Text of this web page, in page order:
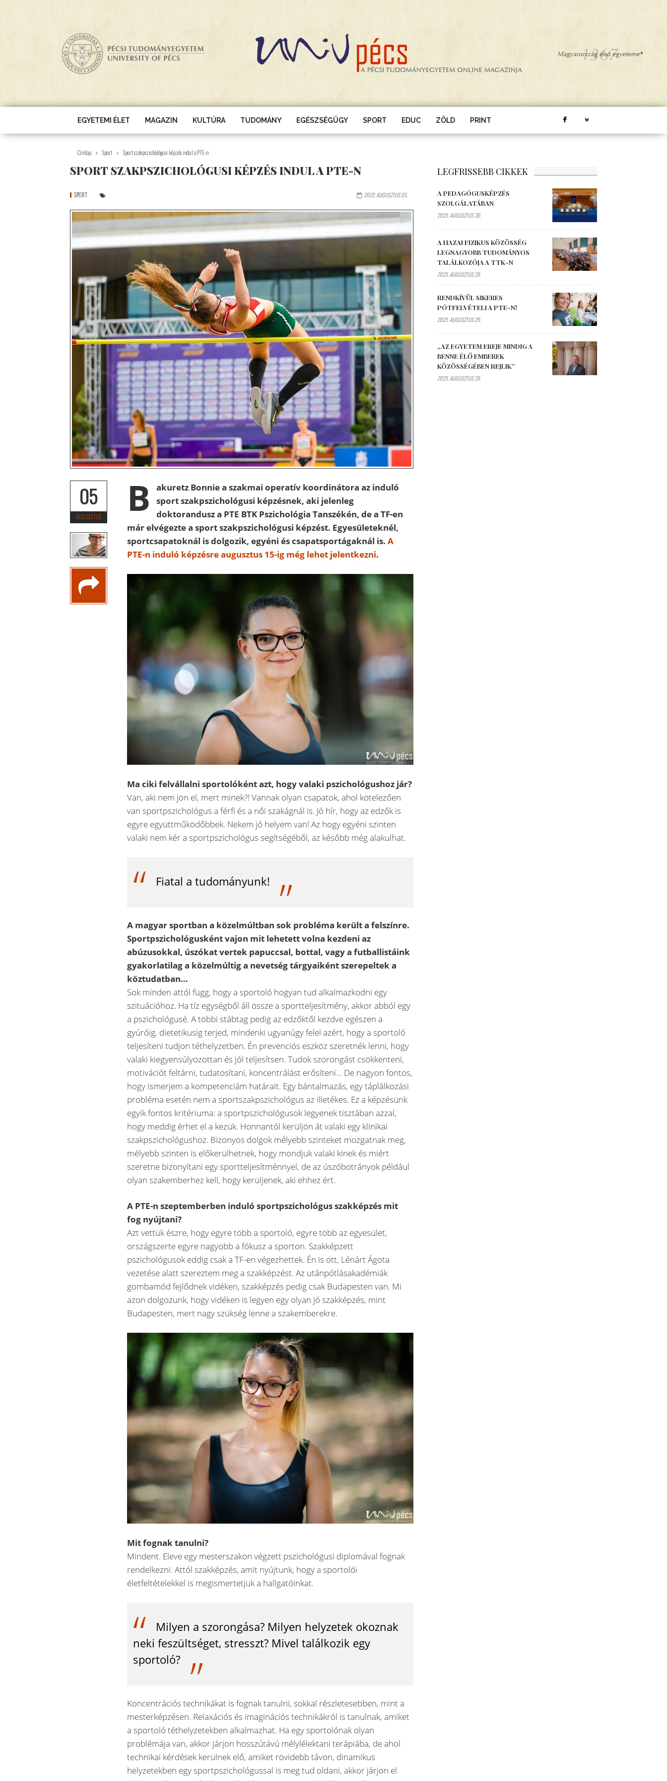
EGYETEMI ÉLET MAGAZIN KULTÚRA TUDOMÁNY EGÉSZSÉGÜGY SPORT EDUC ZÖLD PRINT
Címlap Sport Sport szakpszichológusi képzés indul a PTE-n
SPORT SZAKPSZICHOLÓGUSI KÉPZÉS INDUL A PTE-N
SPORT 2022. AUGUSZTUS 05.
05
AUGUSZTUS B
akuretz Bonnie a szakmai operatív koordinátora az induló
sport szakpszichológusi képzésnek, aki jelenleg
doktorandusz a PTE BTK Pszichológia Tanszékén, de a TF-en
már elvégezte a sport szakpszichológusi képzést. Egyesületeknél,
sportcsapatoknál is dolgozik, egyéni és csapatsportágaknál is.A
PTE-n induló képzésre augusztus 15-ig még lehet jelentkezni.
Ma ciki felvállalni sportolóként azt, hogy valaki pszichológushoz jár?
Van, aki nem jön el, mert minek?! Vannak olyan csapatok, ahol kötelezően
van sportpszichológus a férfi és a női szakágnál is. Jó hír, hogy az edzők is
egyre együttműködőbbek. Nekem jó helyem van! Az hogy egyéni szinten
valaki nem kér a sportpszichológus segítségéből, az később még alakulhat.
Fiatal a tudományunk!
A magyar sportban a közelmúltban sok probléma került a felszínre.
Sportpszichológusként vajon mit lehetett volna kezdeni az
abúzusokkal, úszókat vertek papuccsal, bottal, vagy a futballistáink
gyakorlatilag a közelmúltig a nevetség tárgyaiként szerepeltek a
köztudatban…
Sok minden attól függ, hogy a sportoló hogyan tud alkalmazkodni egy
szituációhoz. Ha tíz egységből áll össze a sportteljesítmény, akkor abból egy
a pszichológusé. A többi stábtag pedig az edzőktől kezdve egészen a
gyúróig, dietetikusig terjed, mindenki ugyanúgy felel azért, hogy a sportoló
teljesíteni tudjon téthelyzetben. Én prevenciós eszköz szeretnék lenni, hogy
valaki kiegyensúlyozottan és jól teljesítsen. Tudok szorongást csökkenteni,
motivációt feltárni, tudatosítani, koncentrálást erősíteni… De nagyon fontos,
hogy ismerjem a kompetenciám határait. Egy bántalmazás, egy táplálkozási
probléma esetén nem a sportszakpszichológus az illetékes. Ez a képzésünk
egyik fontos kritériuma: a sportpszichológusok legyenek tisztában azzal,
hogy meddig érhet el a kezük. Honnantól kerüljön át valaki egy klinikai
szakpszichológushoz. Bizonyos dolgok mélyebb szinteket mozgatnak meg,
mélyebb szinten is előkerülhetnek, hogy mondjuk valaki kinek és miért
szeretne bizonyítani egy sportteljesítménnyel, de az úszóbotrányok például
olyan szakemberhez kell, hogy kerüljenek, aki ehhez ért.
A PTE-n szeptemberben induló sportpszichológus szakképzés mit
fog nyújtani?
Azt vettük észre, hogy egyre több a sportoló, egyre több az egyesület,
országszerte egyre nagyobb a fókusz a sporton. Szakképzett
pszichológusok eddig csak a TF-en végezhettek. Én is ott, Lénárt Ágota
vezetése alatt szereztem meg a szakképzést. Az utánpótlásakadémiák
gombamód fejlődnek vidéken, szakképzés pedig csak Budapesten van. Mi
azon dolgozunk, hogy vidéken is legyen egy olyan jó szakképzés, mint
Budapesten, mert nagy szükség lenne a szakemberekre.
Mit fognak tanulni?
Mindent. Eleve egy mesterszakon végzett pszichológusi diplomával fognak
rendelkezni. Attól szakképzés, amit nyújtunk, hogy a sportolói
életfeltételekkel is megismertetjük a hallgatóinkat.
Milyen a szorongása? Milyen helyzetek okoznak
neki feszültséget, stresszt? Mivel találkozik egy
sportoló?
Koncentrációs technikákat is fognak tanulni, sokkal részletesebben, mint a
mesterképzésen. Relaxációs és imaginációs technikákról is tanulnak, amiket
a sportoló téthelyzetekben alkalmazhat. Ha egy sportolónak olyan
problémája van, akkor járjon hosszútávú mélylélektani terápiába, de ahol
technikai kérdések kerülnek elő, amiket rövidebb távon, dinamikus
helyzetekben egy sportpszichológussal is meg tud oldani, akkor járjon el
LEGFRISSEBB CIKKEK
A PEDAGÓGUSKÉPZÉS
SZOLGÁLATÁBAN
2025. AUGUSZTUS 30.
A HAZAI FIZIKUS KÖZÖSSÉG
LEGNAGYOBB TUDOMÁNYOS
TALÁLKOZÓJA A TTK-N
2025. AUGUSZTUS 29.
RENDKÍVÜL SIKERES
PÓTFELVÉTELI A PTE-N!
2025. AUGUSZTUS 29.
„AZ EGYETEM EREJE MINDIG A
BENNE ÉLŐ EMBEREK
KÖZÖSSÉGÉBEN REJLIK”
2025. AUGUSZTUS 29.